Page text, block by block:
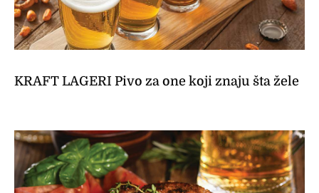
KRAFT LAGERI Pivo za one koji znaju šta žele